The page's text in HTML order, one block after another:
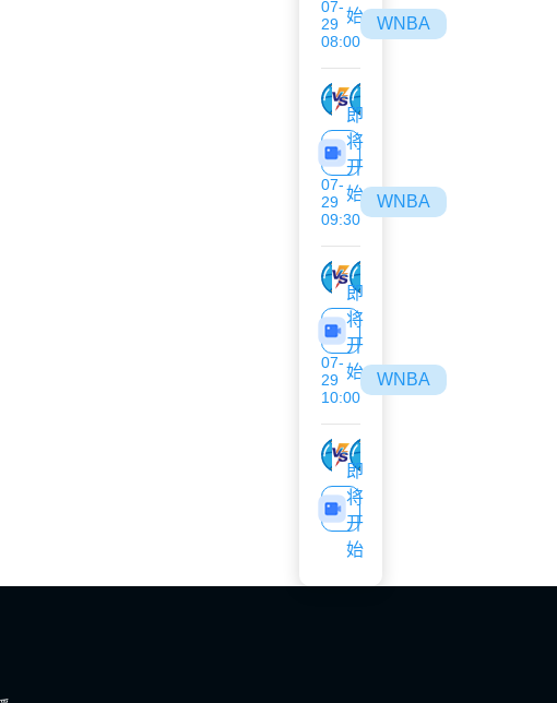
始
07-
29
08:00
WNBA
山猫
即
将
开
始
07-
29
09:30
WNBA
风暴
即
将
开
始
07-
29
10:00
WNBA
王牌
即
将
开
始